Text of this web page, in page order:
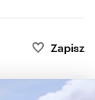
Zapisz